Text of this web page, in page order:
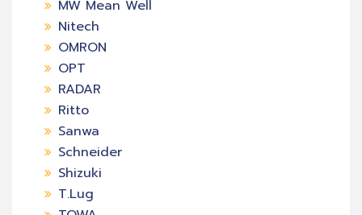
MW Mean Well
Nitech
OMRON
OPT
RADAR
Ritto
Sanwa
Schneider
Shizuki
T.Lug